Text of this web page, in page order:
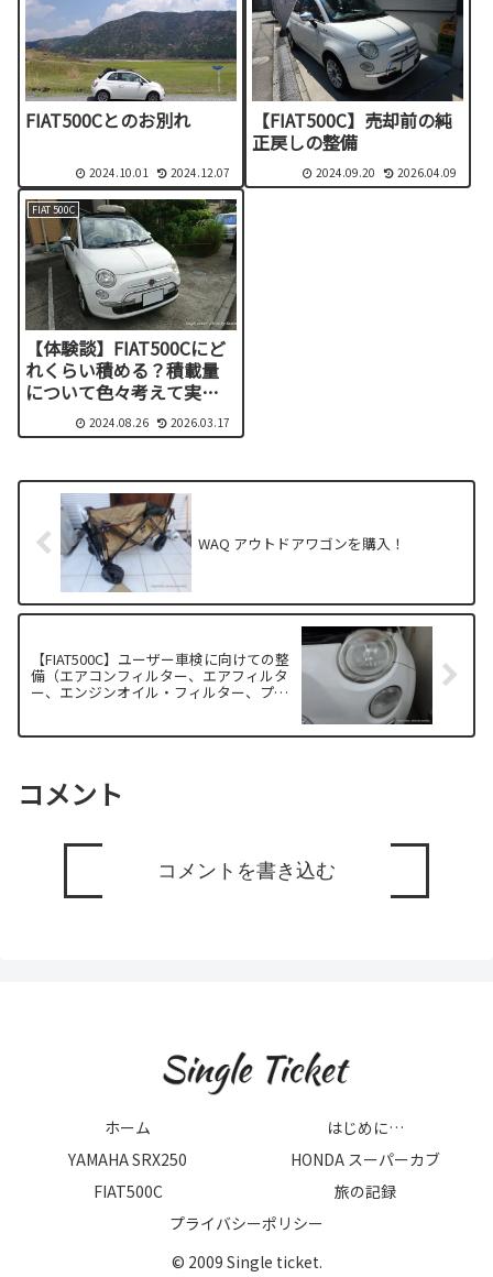
FIAT500Cとのお別れ
2024.10.01 2024.12.07
【FIAT500C】売却前の純
正戻しの整備
2024.09.20 2026.04.09
FIAT 500C
【体験談】FIAT500Cにど
れくらい積める？積載量
について色々考えて実行
してみた2024.08.26 2026.03.17
WAQ アウトドアワゴンを購入！
【FIAT500C】ユーザー車検に向けての整
備（エアコンフィルター、エアフィルタ
ー、エンジンオイル・フィルター、プラ
コメント
コメントを書き込む
ホーム
はじめに…
YAMAHA SRX250
HONDA スーパーカブ
FIAT500C
旅の記録
プライバシーポリシー
© 2009 Single ticket.